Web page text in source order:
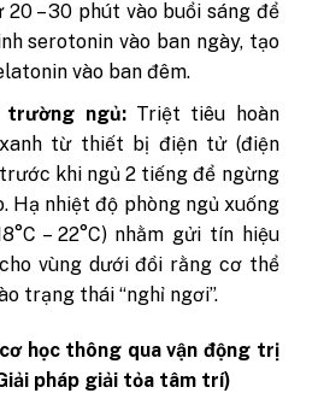
– 30 phút vào buổi sáng để
serotonin vào ban ngày, tạo
vào ban đêm.
trường ngủ:Triệt tiêu hoàn
từ thiết bị điện tử (điện
khi ngủ 2 tiếng để ngừng
Hạ nhiệt độ phòng ngủ xuống
– 22°C) nhằm gửi tín hiệu
vùng dưới đồi rằng cơ thể
trạng thái “nghỉ ngơi”.
học thông qua vận động trị
pháp giải tỏa tâm trí)